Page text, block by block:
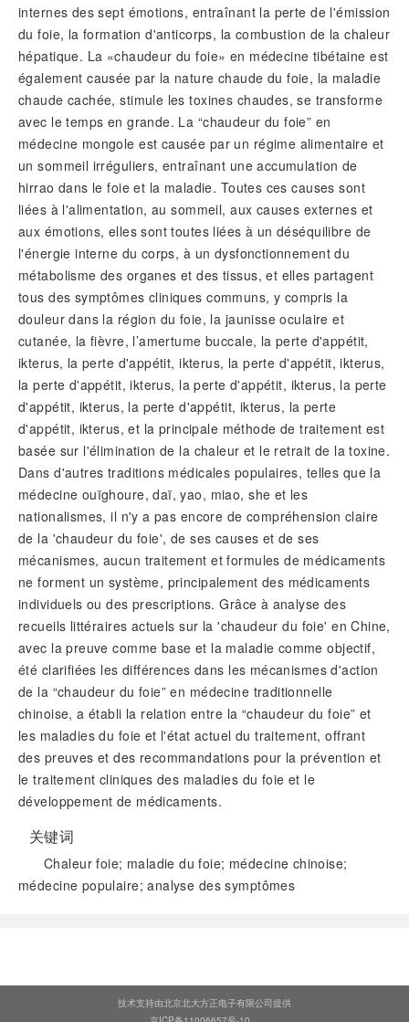
internes des sept émotions, entraînant la perte de l'émission
du foie, la formation d'anticorps, la combustion de la chaleur
hépatique. La «chaudeur du foie» en médecine tibétaine est
également causée par la nature chaude du foie, la maladie
chaude cachée, stimule les toxines chaudes, se transforme
avec le temps en grande. La “chaudeur du foie” en
médecine mongole est causée par un régime alimentaire et
un sommeil irréguliers, entraînant une accumulation de
hirrao dans le foie et la maladie. Toutes ces causes sont
liées à l'alimentation, au sommeil, aux causes externes et
aux émotions, elles sont toutes liées à un déséquilibre de
l'énergie interne du corps, à un dysfonctionnement du
métabolisme des organes et des tissus, et elles partagent
tous des symptômes cliniques communs, y compris la
douleur dans la région du foie, la jaunisse oculaire et
cutanée, la fièvre, l’amertume buccale, la perte d'appétit,
ikterus, la perte d'appétit, ikterus, la perte d'appétit, ikterus,
la perte d'appétit, ikterus, la perte d'appétit, ikterus, la perte
d'appétit, ikterus, la perte d'appétit, ikterus, la perte
d'appétit, ikterus, et la principale méthode de traitement est
basée sur l'élimination de la chaleur et le retrait de la toxine.
Dans d'autres traditions médicales populaires, telles que la
médecine ouïghoure, daï, yao, miao, she et les
nationalismes, il n'y a pas encore de compréhension claire
de la 'chaudeur du foie', de ses causes et de ses
mécanismes, aucun traitement et formules de médicaments
ne forment un système, principalement des médicaments
individuels ou des prescriptions. Grâce à analyse des
recueils littéraires actuels sur la 'chaudeur du foie' en Chine,
avec la preuve comme base et la maladie comme objectif,
été clarifiées les différences dans les mécanismes d'action
de la “chaudeur du foie” en médecine traditionnelle
chinoise, a établi la relation entre la “chaudeur du foie” et
les maladies du foie et l'état actuel du traitement, offrant
des preuves et des recommandations pour la prévention et
le traitement cliniques des maladies du foie et le
développement de médicaments.
关键词
Chaleur foie; maladie du foie; médecine chinoise;
médecine populaire; analyse des symptômes
技术支持由北京北大方正电子有限公司提供